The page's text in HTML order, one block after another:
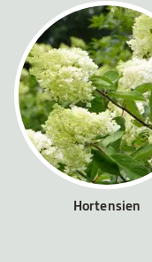
Hortensien